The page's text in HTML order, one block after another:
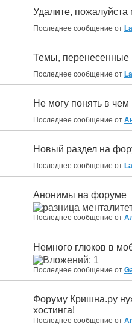
Удалите,
Последнее сообщение от
Темы, перенесенные
Последнее сообщение от
Не могу понять в
Последнее сообщение от
Новый раздел на
Последнее сообщение от
Анонимы на форуме
Последнее сообщение от
Немного глюков в
Последнее сообщение от
Форуму Кришна.ру
хостинга!
Последнее сообщение от